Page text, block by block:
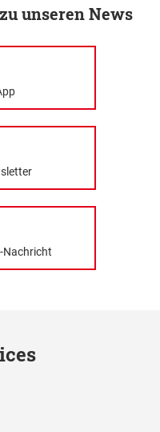
unseren News
Nachricht